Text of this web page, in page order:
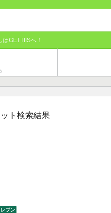
GETTIISへ！
ト検索結果
レブン